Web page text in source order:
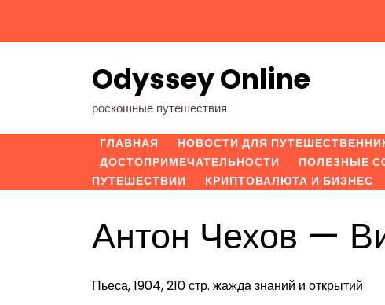
содержимому
Odyssey Online
роскошные путешествия
ГЛАВНАЯ
НОВОСТИ ДЛЯ
ДОСТОПРИМЕЧАТЕЛЬНОСТИ
ПОЛЕЗНЫЕ
ПУТЕШЕСТВИИ
КРИПТОВАЛЮТА И БИЗНЕС
Антон Чехов —
Пьеса, 1904, 210 стр. жажда знаний и открытий